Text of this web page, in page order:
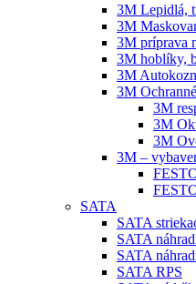
3M Lepidlá,
3M
3M príprava
3M hoblíky,
3M
3M
3M
3M
3M
3M –
SATA
SATA
SATA
SATA
SATA RPS